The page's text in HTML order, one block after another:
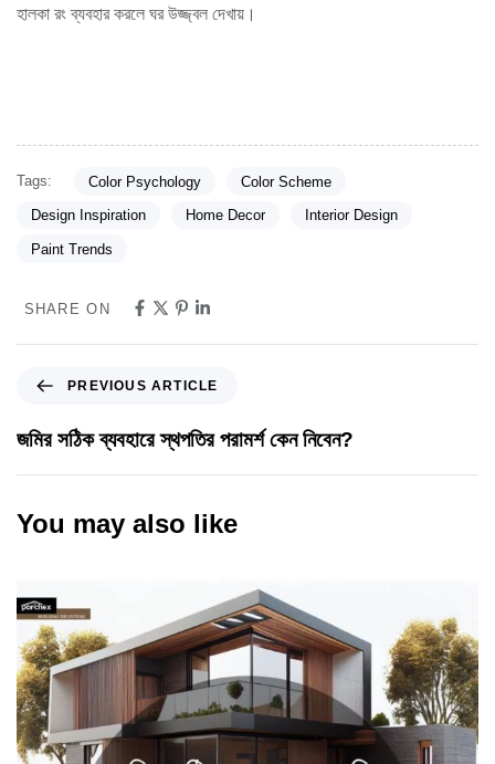
হালকা রং ব্যবহার করলে ঘর উজ্জ্বল দেখায়।
Tags: Color Psychology Color Scheme
Design Inspiration Home Decor Interior Design
Paint Trends
SHARE ON
PREVIOUS ARTICLE
জমির সঠিক ব্যবহারে স্থপতির পরামর্শ কেন নিবেন?
You may also like